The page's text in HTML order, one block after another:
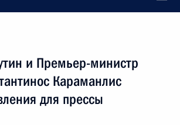
и Премьер-министр
Караманлис
для прессы